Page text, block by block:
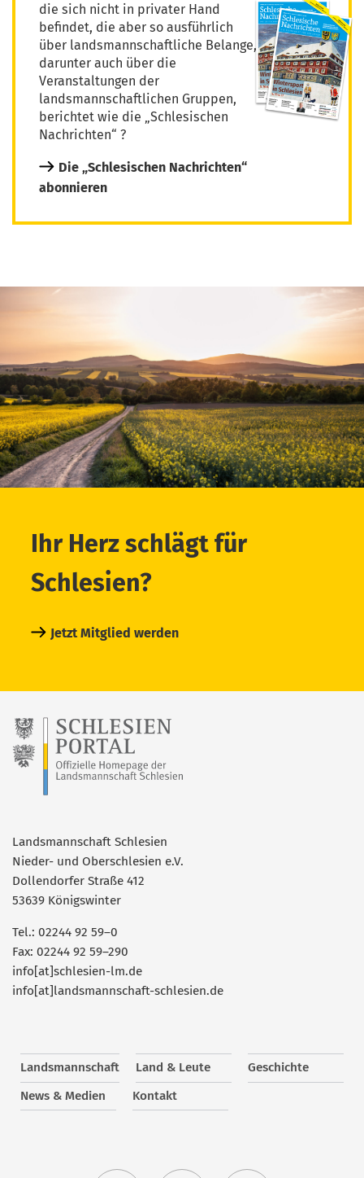
die sich nicht in privater Hand
befindet, die aber so ausführlich
über landsmannschaftliche Belange,
darunter auch über die
Veranstaltungen der
landsmannschaftlichen Gruppen,
berichtet wie die „Schlesischen
Nachrichten“ ?
Die „Schlesischen Nachrichten“
abonnieren
Ihr Herz schlägt für
Schlesien?
Jetzt Mitglied werden
Landsmannschaft Schlesien
Nieder- und Oberschlesien e.V.
Dollendorfer Straße 412
53639 Königswinter
Tel.: 02244 92 59–0
Fax: 02244 92 59–290
info[at]schlesien-lm.de
info[at]landsmannschaft-schlesien.de
Landsmannschaft Land & Leute
Geschichte
News & Medien
Kontakt